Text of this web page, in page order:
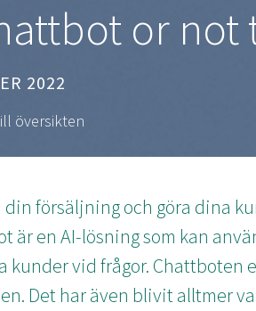
or
2022
översikten
din försäljning och göra dina
är en AI-lösning som kan
kunder vid frågor. Chattboten
Det har även blivit alltmer